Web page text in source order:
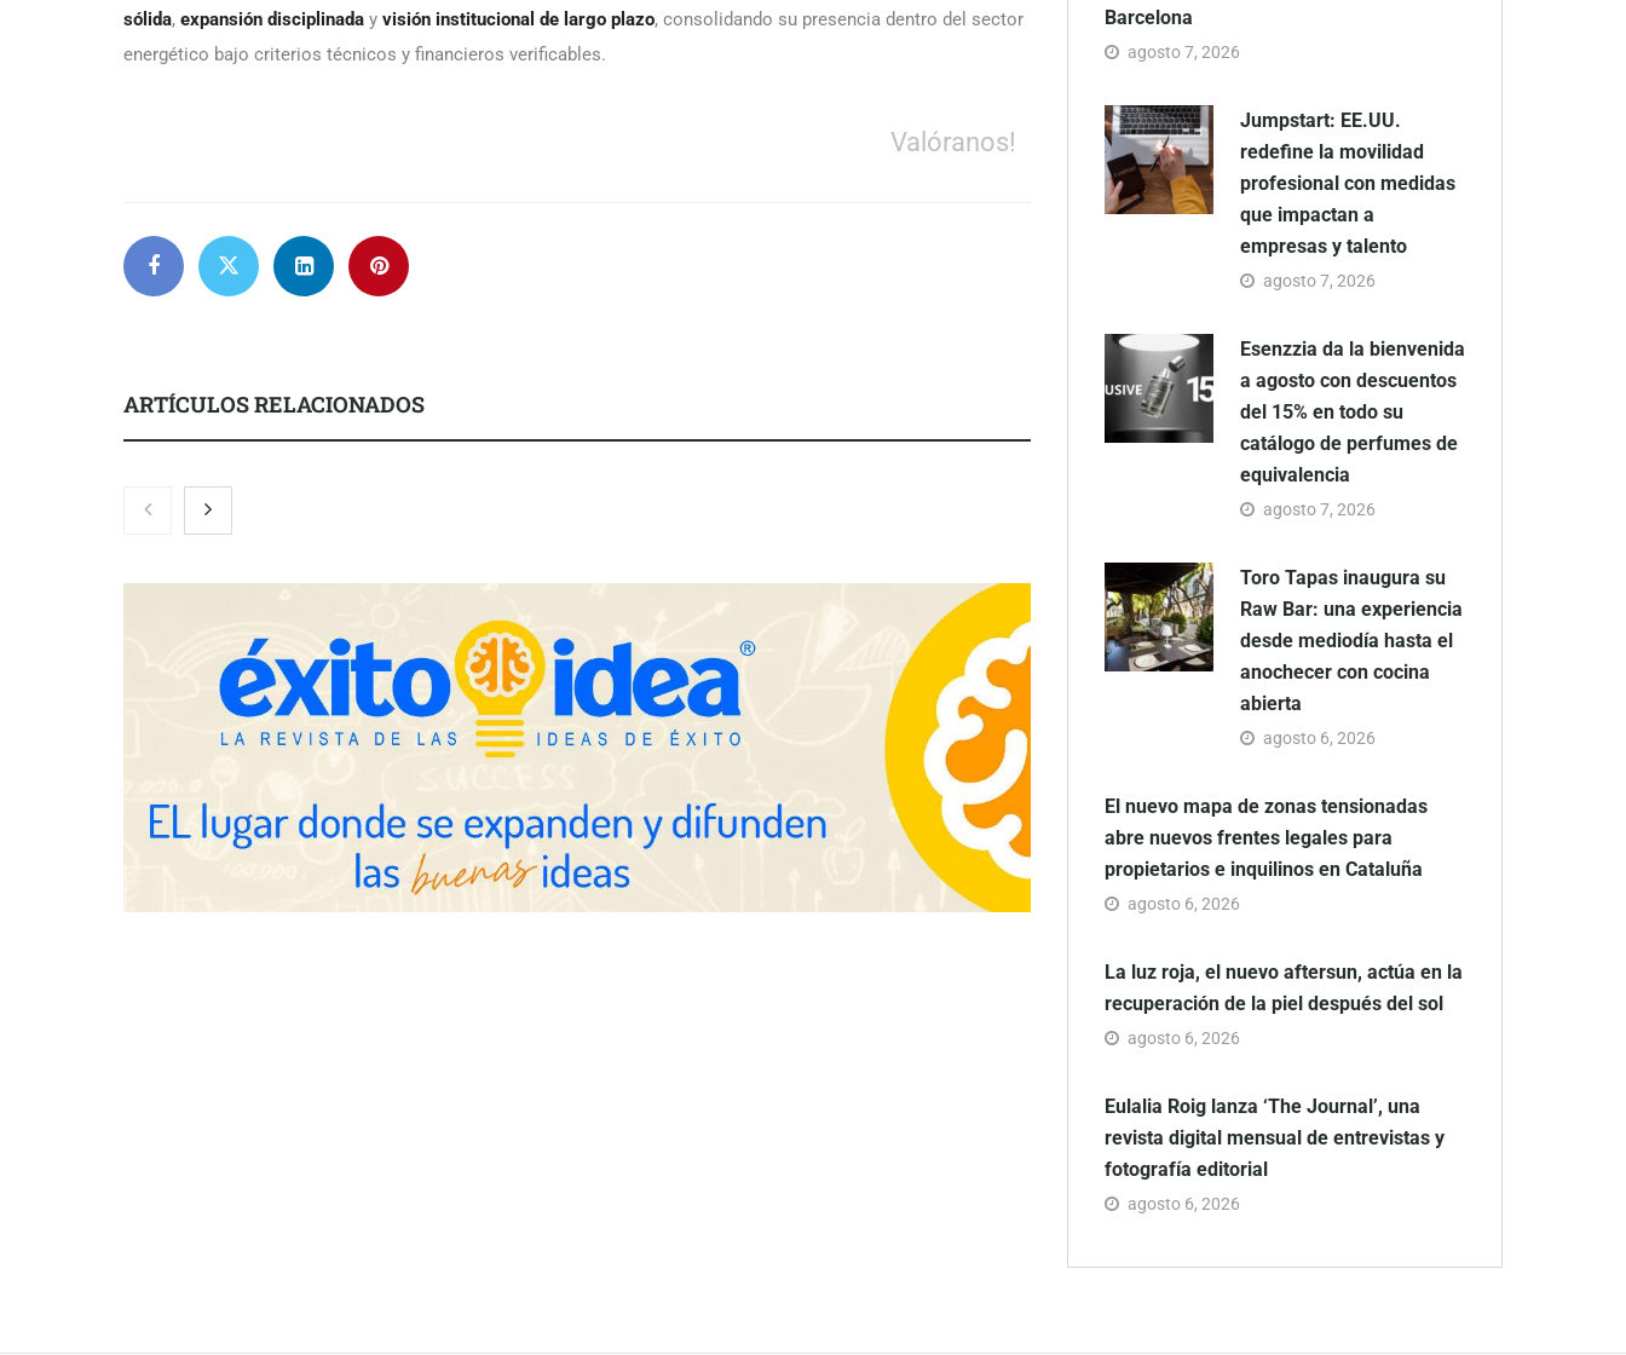
sólida, expansión disciplinada y visión institucional de largo plazo, consolidando su presencia dentro del sector
energético bajo criterios técnicos y financieros verificables.
Valóranos!
ARTÍCULOS RELACIONADOS
Schaeffler mejora su rentabilidad
en el primer semestre de 2026
Eagle Waterproofing recomienda
revisar la impermeabilización de
las viviendas antes de las
Servimudanzas supera las 3.000
Barcelona
agosto 7, 2026
Jumpstart: EE.UU.
redefine la movilidad
profesional con medidas
que impactan a
empresas y talento
agosto 7, 2026
Esenzzia da la bienvenida
a agosto con descuentos
del 15% en todo su
catálogo de perfumes de
equivalencia
agosto 7, 2026
Toro Tapas inaugura su
Raw Bar: una experiencia
desde mediodía hasta el
anochecer con cocina
abierta
agosto 6, 2026
El nuevo mapa de zonas tensionadas
abre nuevos frentes legales para
propietarios e inquilinos en Cataluña
agosto 6, 2026
La luz roja, el nuevo aftersun, actúa en la
recuperación de la piel después del sol
agosto 6, 2026
Eulalia Roig lanza ‘The Journal’, una
revista digital mensual de entrevistas y
fotografía editorial
agosto 6, 2026